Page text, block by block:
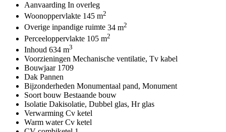
Aanvaarding In overleg
Woonoppervlakte 145 m2
Overige inpandige ruimte 34 m2
Perceeloppervlakte 105 m2
Inhoud 634 m3
Voorzieningen Mechanische ventilatie, Tv kabel
Bouwjaar 1709
Dak Pannen
Bijzonderheden Monumentaal pand, Monument
Soort bouw Bestaande bouw
Isolatie Dakisolatie, Dubbel glas, Hr glas
Verwarming Cv ketel
Warm water Cv ketel